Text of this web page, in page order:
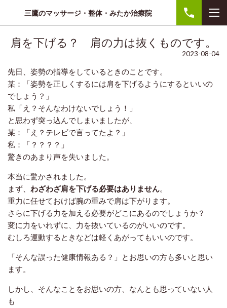
三鷹のマッサージ・整体・みたか治療院
肩を下げる？ 肩の力は抜くものです。
2023-08-04
先日、姿勢の指導をしているときのことです。
某：「姿勢を正しくするには肩を下げるようにするといいの
でしょう？」
私「え？そんなわけないでしょう！」
と思わず突っ込んでしまいましたが、
某：「え？テレビで言ってたよ？」
私：「？？？？」
驚きのあまり声を失いました。
本当に驚かされました。
まず、 わざわざ肩を下げる必要はありません。
重力に任せておけば腕の重みで肩は下がります。
さらに下げる力を加える必要がどこにあるのでしょうか？
変に力をいれずに、力を抜いているのがいいのです。
むしろ運動するときなどは軽くあがってもいいのです。
「そんな誤った健康情報ある？」とお思いの方も多いと思い
ます。
しかし、そんなことをお思いの方、なんとも思っていない人
も